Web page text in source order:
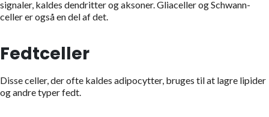
signaler, kaldes dendritter og aksoner. Gliaceller og Schwann-
celler er også en del af det.
Fedtceller
Disse celler, der ofte kaldes adipocytter, bruges til at lagre lipider
og andre typer fedt.